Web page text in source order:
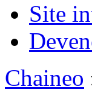
Site
Chaineo